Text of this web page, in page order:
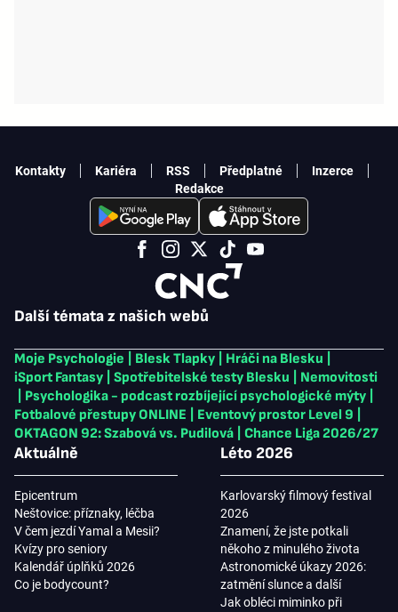
Další témata z našich webů
Moje Psychologie Blesk Tlapky Hráči na Blesku
iSport Fantasy
Spotřebitelské testy Blesku
Nemovitosti
Psychologika - podcast rozbíjející psychologické mýty
Fotbalové přestupy ONLINE
Eventový prostor Level 9
OKTAGON 92: Szabová vs. Pudilová
Chance Liga 2026/27
Aktuálně
Epicentrum
Neštovice: příznaky, léčba
V čem jezdí Yamal a Mesii?
Kvízy pro seniory
Kalendář úplňků 2026
Co je bodycount?
Léto 2026
Karlovarský filmový festival
2026
Znamení, že jste potkali
někoho z minulého života
Astronomické úkazy 2026:
zatmění slunce a další
Jak obléci miminko při
Kontakty Kariéra RSS Předplatné
Inzerce
Redakce